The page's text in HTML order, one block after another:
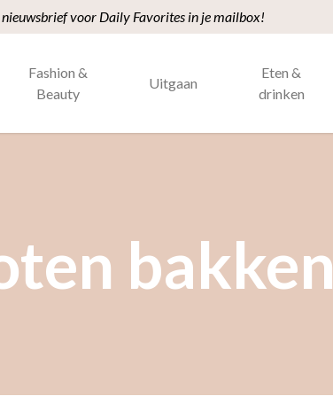
nieuwsbrief voor Daily Favorites in je mailbox!
Fashion &
Beauty
Uitgaan
Eten &
drinken
bakken